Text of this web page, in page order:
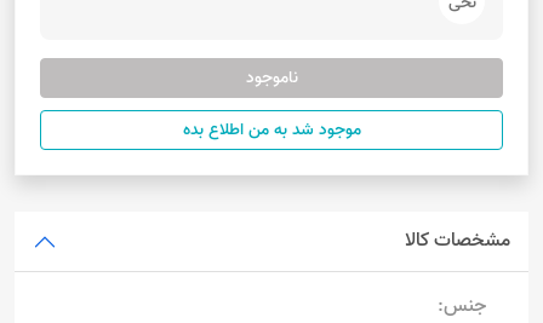
ناموجود
موجود شد به من اطلاع بده
مشخصات کالا
جنس: